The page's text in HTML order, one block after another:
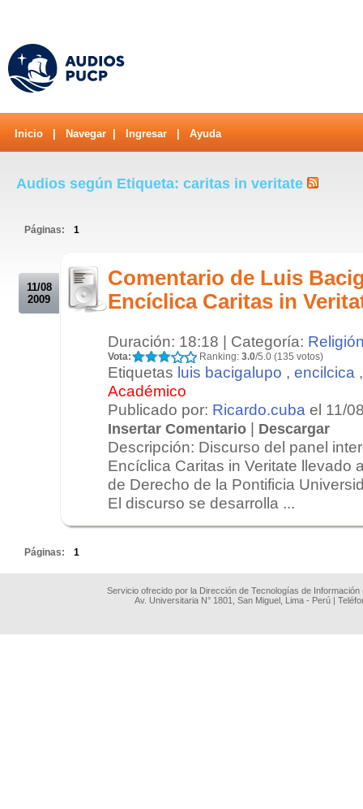
Inicio Navegar Ingresar Ayuda
Audios según Etiqueta: caritas in veritate
Páginas: 1
11/08
2009
Comentario de Luis
Encíclica Caritas in
Duración: 18:18 | Categoría:
Vota: Ranking: 3.0/5.0 (135 votos)
Etiquetas luis bacigalupo , encilcica
Académico
Publicado por: Ricardo.cuba el 11/
Insertar Comentario | Descargar
Descripción: Discurso del panel
Encíclica Caritas in Veritate llevado
de Derecho de la Pontificia
El discurso se desarrolla ...
Páginas: 1
Servicio ofrecido por la Dirección de Tecnologías de
Av. Universitaria N° 1801, San Miguel, Lima - Perú |